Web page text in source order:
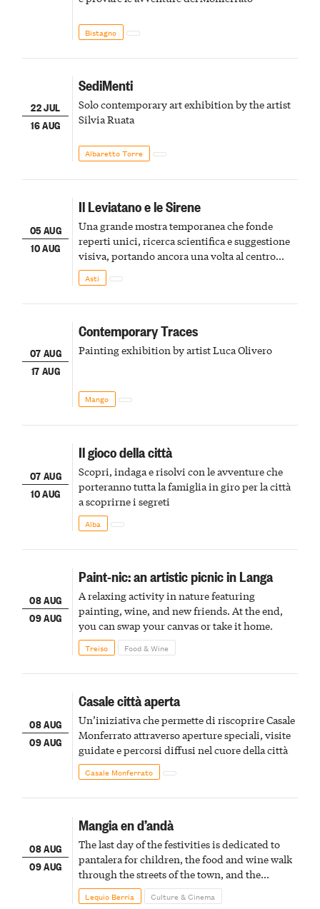
Bistagno
22 JUL
16 AUG
SediMenti
Solo contemporary art exhibition by the artist
Silvia Ruata
Albaretto Torre
05 AUG
10 AUG
Il Leviatano e le Sirene
Una grande mostra temporanea che fonde
reperti unici, ricerca scientifica e suggestione
visiva, portando ancora una volta al centro
della scena le meraviglie del passato astigiano
Asti
07 AUG
17 AUG
Contemporary Traces
Painting exhibition by artist Luca Olivero
Mango
07 AUG
10 AUG
Il gioco della città
Scopri, indaga e risolvi con le avventure che
porteranno tutta la famiglia in giro per la città
a scoprirne i segreti
Alba
08 AUG
09 AUG
Paint-nic: an artistic picnic in Langa
A relaxing activity in nature featuring
painting, wine, and new friends. At the end,
you can swap your canvas or take it home.
Treiso Food & Wine
08 AUG
09 AUG
Casale città aperta
Un’iniziativa che permette di riscoprire Casale
Monferrato attraverso aperture speciali, visite
guidate e percorsi diffusi nel cuore della città
Casale Monferrato
08 AUG
09 AUG
Mangia en d’andà
The last day of the festivities is dedicated to
pantalera for children, the food and wine walk
through the streets of the town, and the
fireworks finale
Lequio Berria Culture & Cinema